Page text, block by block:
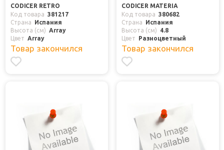
CODICER RETRO
Код товара 381217
Страна
Испания
Высота (см)
Array
Цвет
Array
Товар закончился
CODICER MATERIA
Код товара 380682
Страна
Испания
Высота (см)
4.8
Цвет
Разноцветный
Товар закончился